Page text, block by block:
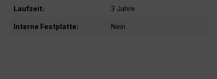
Laufzeit: 3 Jahre
Interne Festplatte: Nein